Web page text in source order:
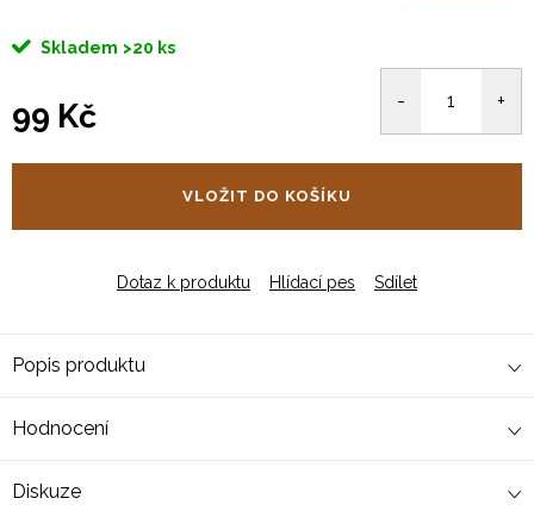
Skladem >20 ks
99 Kč
VLOŽIT DO KOŠÍKU
Dotaz k produktu Hlídací pes Sdílet
Popis produktu
Hodnocení
Diskuze